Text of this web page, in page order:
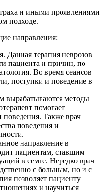
и иными проявлениями
подходе.
направления:
Данная терапия неврозов
пациента и причин, по
Во время сеансов
поступки и поведение в
вырабатываются методы
помогает
Также врач
поведения и
направление в
пациентам, ставшим
в семье. Нередко врач
с больным, но и с
позволяет пациенту
и научиться